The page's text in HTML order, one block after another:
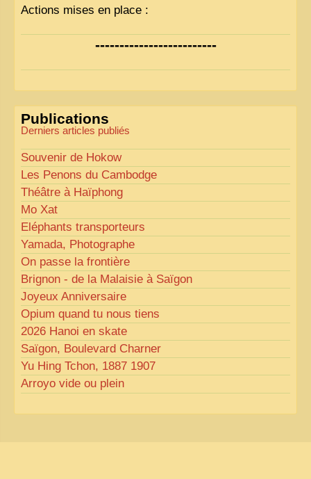
Actions mises en place :
Nous avons déjà ajusté les couleurs pour améliorer
la lisibilité. Votre avis nous intéresse !
« Comme tout bon collectionneur le sait, la
perfection est un idéal… mais nous y travaillons
-------------------------
Publications
Derniers articles publiés
Souvenir de Hokow
Les Penons du Cambodge
Théâtre à Haïphong
Mo Xat
Eléphants transporteurs
Yamada, Photographe
On passe la frontière
Brignon - de la Malaisie à Saïgon
Joyeux Anniversaire
Opium quand tu nous tiens
2026 Hanoi en skate
Saïgon, Boulevard Charner
Yu Hing Tchon, 1887 1907
Arroyo vide ou plein